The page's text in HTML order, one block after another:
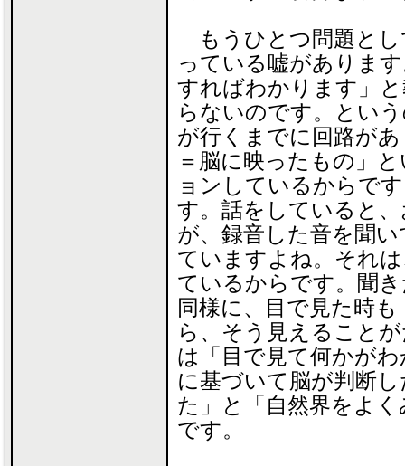
もうひとつ問題とし
っている嘘がありま
すればわかります」
らないのです。とい
が行くまでに回路が
＝脳に映ったもの」
ョンしているからで
す。話をしていると
が、録音した音を聞
ていますよね。それ
ているからです。聞
同様に、目で見た時
ら、そう見えること
は「目で見て何かが
に基づいて脳が判断
た」と「自然界をよ
です。